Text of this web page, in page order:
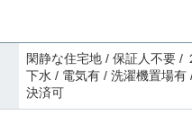
閑静な住宅地 / 保証人不要 /
下水 / 電気有 / 洗濯機置場
決済可